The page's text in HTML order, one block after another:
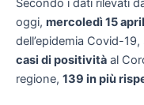
Secondo i dati rilevati
oggi, mercoledì 15
dell’epidemia Covid-
casi di positività al
regione, 139 in più